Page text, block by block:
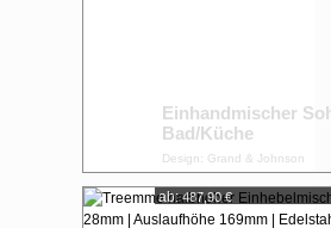
Einhandmischer
Bad/Küche
Design: Grand & Johnson
ab: 487,90 €